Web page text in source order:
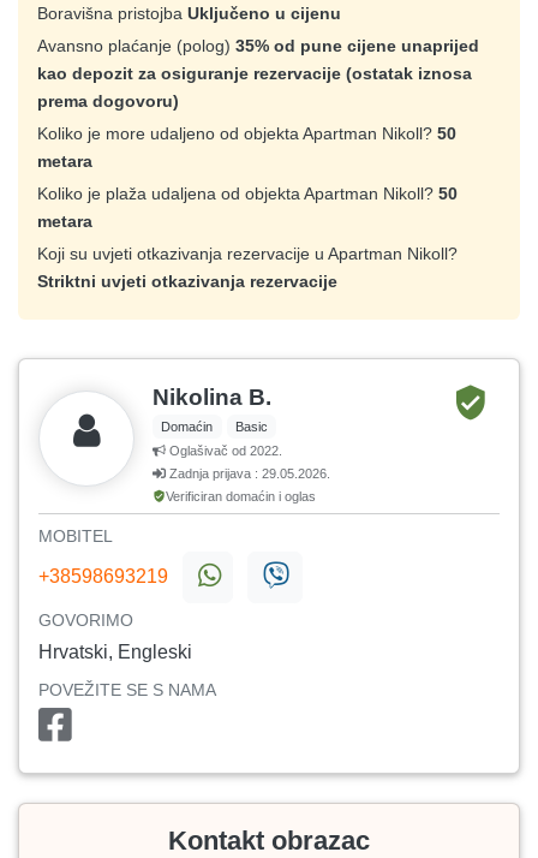
Boravišna pristojba Uključeno u cijenu
Avansno plaćanje (polog) 35% od pune cijene unaprijed
kao depozit za osiguranje rezervacije (ostatak iznosa
prema dogovoru)
Koliko je more udaljeno od objekta Apartman Nikoll? 50
metara
Koliko je plaža udaljena od objekta Apartman Nikoll? 50
metara
Koji su uvjeti otkazivanja rezervacije u Apartman Nikoll?
Striktni uvjeti otkazivanja rezervacije
Nikolina B.
Domaćin
Basic
Oglašivač od 2022.
Zadnja prijava : 29.05.2026.
Verificiran domaćin i oglas
MOBITEL
+38598693219
GOVORIMO
Hrvatski, Engleski
POVEŽITE SE S NAMA
Kontakt obrazac